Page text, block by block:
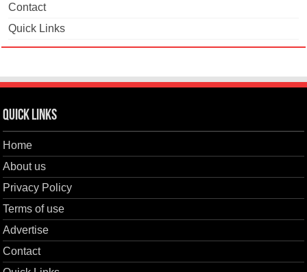
Contact
Quick Links
Quick Links
Home
About us
Privacy Policy
Terms of use
Advertise
Contact